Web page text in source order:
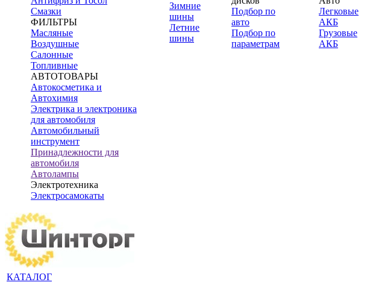
Смазки
ФИЛЬТРЫ
Масляные
Воздушные
Салонные
Топливные
АВТОТОВАРЫ
Автокосметика и
Автохимия
Электрика и электроника
для автомобиля
Автомобильный
инструмент
Принадлежности для
автомобиля
Автолампы
Электротехника
Электросамокаты
Зимние
шины
Летние
шины
Подбор по
авто
Подбор по
параметрам
Легковые
АКБ
Грузовые
АКБ
КАТАЛОГ